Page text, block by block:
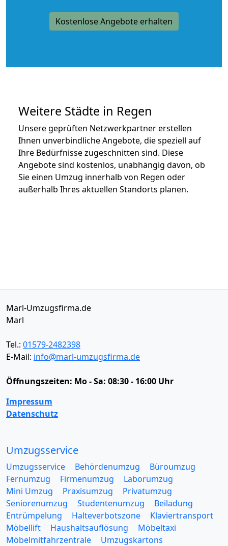
Kostenlose Angebote erhalten
Weitere Städte in Regen
Unsere geprüften Netzwerkpartner erstellen
Ihnen unverbindliche Angebote, die speziell auf
Ihre Bedürfnisse zugeschnitten sind. Diese
Angebote sind kostenlos, unabhängig davon, ob
Sie einen Umzug innerhalb von Regen oder
außerhalb Ihres aktuellen Standorts planen.
Marl-Umzugsfirma.de
Marl
Tel.: 01579-2482398
E-Mail: info@marl-umzugsfirma.de
Öffnungszeiten: Mo - Sa: 08:30 - 16:00 Uhr
Impressum
Datenschutz
Umzugsservice
Umzugsservice Behördenumzug
Büroumzug
Fernumzug
Firmenumzug
Laborumzug
Mini Umzug
Praxisumzug
Privatumzug
Seniorenumzug
Studentenumzug
Beiladung
Entrümpelung
Halteverbotszone
Klaviertransport
Möbellift
Haushaltsauflösung
Möbeltaxi
Möbelmitfahrzentrale
Umzugskartons